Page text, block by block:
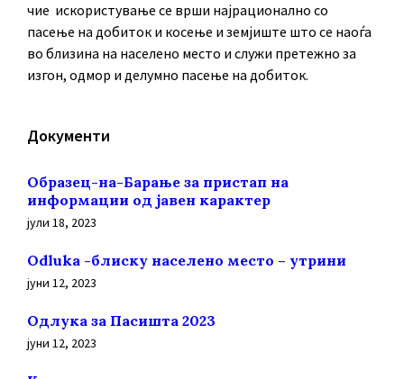
чие искористување се врши најрационално со
пасење на добиток и косење и земјиште што се наоѓа
во близина на населено место и служи претежно за
изгон, одмор и делумно пасење на добиток.
Документи
Образец-на-Барање за пристап на
информации од јавен карактер
јули 18, 2023
Odluka -блиску населено место – утрини
јуни 12, 2023
Oдлука за Пасишта 2023
јуни 12, 2023